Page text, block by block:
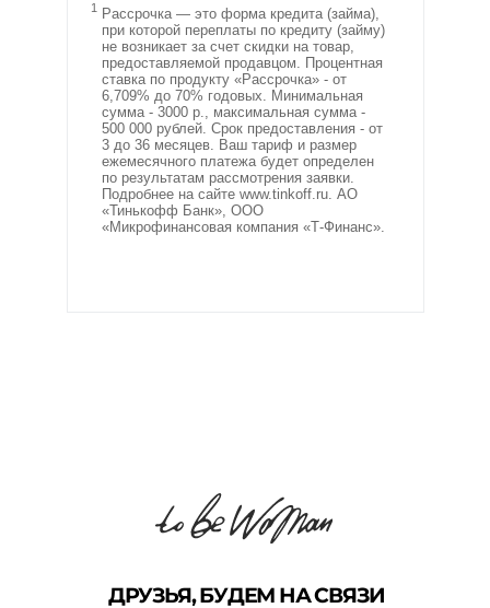
Рассрочка — это форма кредита (займа),
при которой переплаты по кредиту (займу)
не возникает за счет скидки на товар,
предоставляемой продавцом. Процентная
ставка по продукту «Рассрочка» - от
6,709% до 70% годовых. Минимальная
сумма - 3000 р., максимальная сумма -
500 000 рублей. Срок предоставления - от
3 до 36 месяцев. Ваш тариф и размер
ежемесячного платежа будет определен
по результатам рассмотрения заявки.
Подробнее на сайте www.tinkoff.ru. АО
«Тинькофф Банк», ООО
«Микрофинансовая компания «Т-Финанс».
1
® 2017-2025 TOBEWOMAN
© ВСЕ ПРАВА ЗАЩИЩЕНЫ КОЖАНЫМ КОРСЕТОМ
РАЗРАБОТКА САЙТА